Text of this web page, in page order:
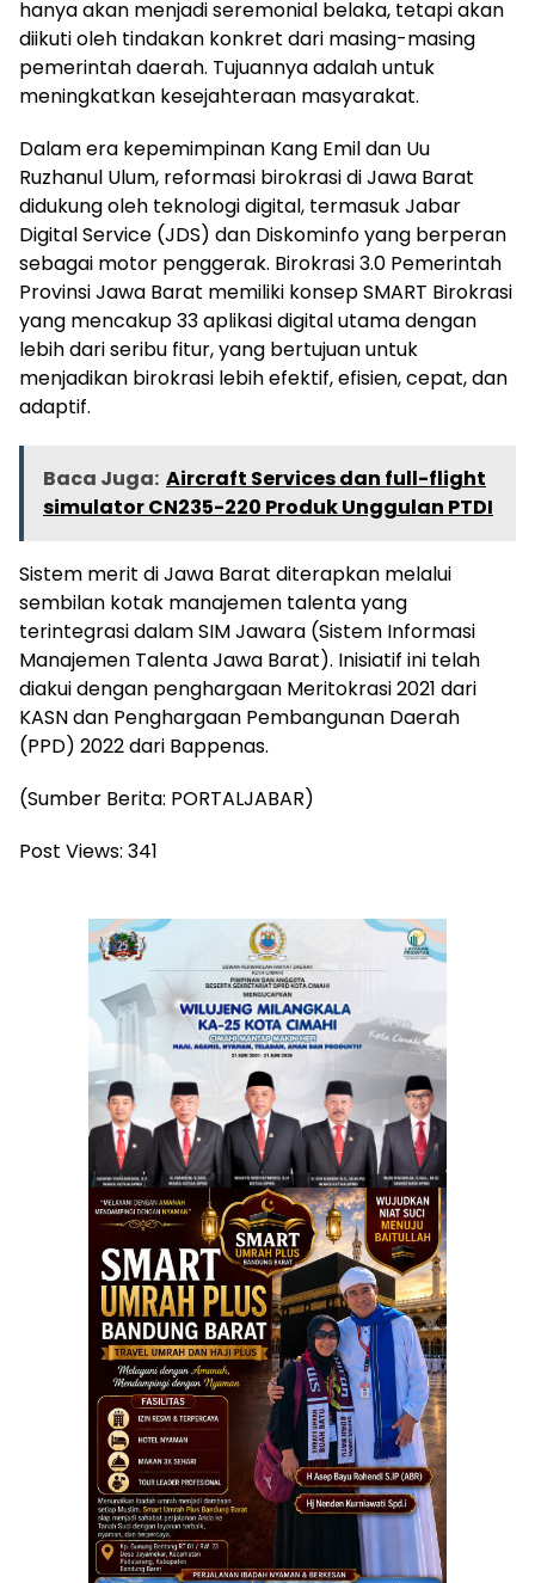
hanya akan menjadi seremonial belaka, tetapi akan
diikuti oleh tindakan konkret dari masing-masing
pemerintah daerah. Tujuannya adalah untuk
meningkatkan kesejahteraan masyarakat.
Dalam era kepemimpinan Kang Emil dan Uu
Ruzhanul Ulum, reformasi birokrasi di Jawa Barat
didukung oleh teknologi digital, termasuk Jabar
Digital Service (JDS) dan Diskominfo yang berperan
sebagai motor penggerak. Birokrasi 3.0 Pemerintah
Provinsi Jawa Barat memiliki konsep SMART Birokrasi
yang mencakup 33 aplikasi digital utama dengan
lebih dari seribu fitur, yang bertujuan untuk
menjadikan birokrasi lebih efektif, efisien, cepat, dan
adaptif.
Baca Juga: Aircraft Services dan full-flight
simulator CN235-220 Produk Unggulan PTDI
Sistem merit di Jawa Barat diterapkan melalui
sembilan kotak manajemen talenta yang
terintegrasi dalam SIM Jawara (Sistem Informasi
Manajemen Talenta Jawa Barat). Inisiatif ini telah
diakui dengan penghargaan Meritokrasi 2021 dari
KASN dan Penghargaan Pembangunan Daerah
(PPD) 2022 dari Bappenas.
(Sumber Berita: PORTALJABAR)
Post Views: 341